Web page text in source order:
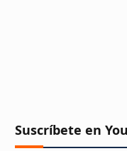
Suscríbete en